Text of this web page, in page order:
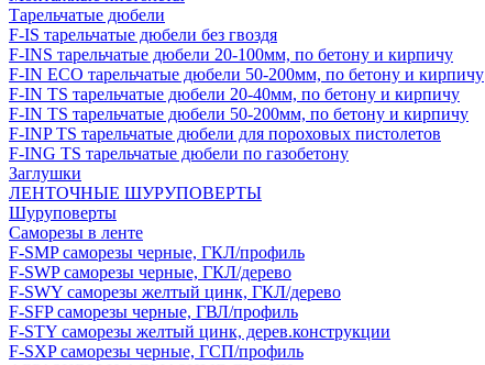
Тарельчатые дюбели
F-IS тарельчатые дюбели без гвоздя
F-INS тарельчатые дюбели 20-100мм, по бетону и кирпичу
F-IN ECO тарельчатые дюбели 50-200мм, по бетону и кирпичу
F-IN TS тарельчатые дюбели 20-40мм, по бетону и кирпичу
F-IN TS тарельчатые дюбели 50-200мм, по бетону и кирпичу
F-INP TS тарельчатые дюбели для пороховых пистолетов
F-ING TS тарельчатые дюбели по газобетону
Заглушки
ЛЕНТОЧНЫЕ ШУРУПОВЕРТЫ
Шуруповерты
Саморезы в ленте
F-SMP саморезы черные, ГКЛ/профиль
F-SWP саморезы черные, ГКЛ/дерево
F-SWY саморезы желтый цинк, ГКЛ/дерево
F-SFP саморезы черные, ГВЛ/профиль
F-STY саморезы желтый цинк, дерев.конструкции
F-SXP саморезы черные, ГСП/профиль